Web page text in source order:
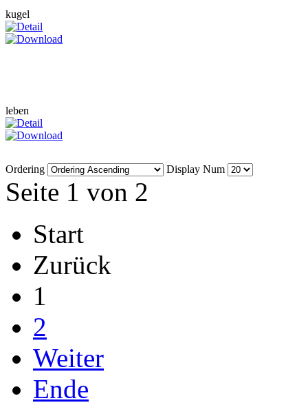
kugel
leben
Ordering Display Num
Seite 1 von 2
Start
Zurück
1
2
Weiter
Ende